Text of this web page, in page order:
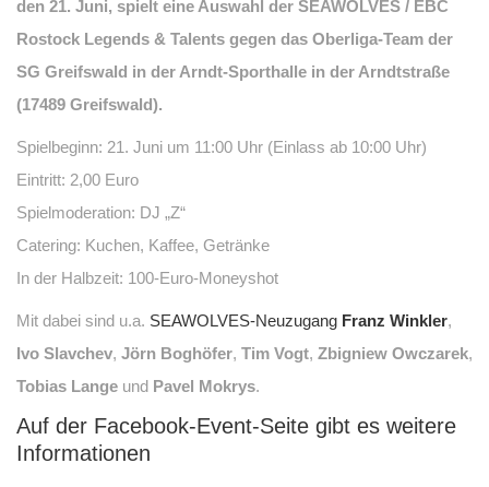
den 21. Juni, spielt eine Auswahl der SEAWOLVES / EBC
Rostock Legends & Talents gegen das Oberliga-Team der
SG Greifswald in der Arndt-Sporthalle in der Arndtstraße
(17489 Greifswald).
Spielbeginn: 21. Juni um 11:00 Uhr (Einlass ab 10:00 Uhr)
Eintritt: 2,00 Euro
Spielmoderation: DJ „Z“
Catering: Kuchen, Kaffee, Getränke
In der Halbzeit: 100-Euro-Moneyshot
Mit dabei sind u.a. SEAWOLVES-Neuzugang Franz Winkler,
Ivo Slavchev, Jörn Boghöfer, Tim Vogt, Zbigniew Owczarek,
Tobias Lange und Pavel Mokrys.
Auf der Facebook-Event-Seite gibt es weitere
Informationen